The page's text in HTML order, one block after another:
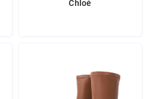
Chloé